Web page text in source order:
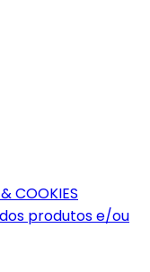
COOKIES
produtos e/ou